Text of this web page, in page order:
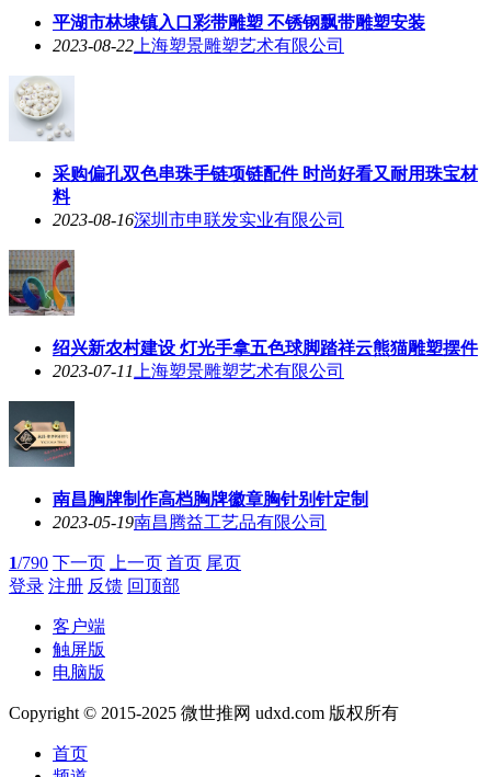
平湖市林埭镇入口彩带雕塑 不锈钢飘带雕塑安装
2023-08-22 上海塑景雕塑艺术有限公司
采购偏孔双色串珠手链项链配件 时尚好看又耐用珠宝材
料
2023-08-16深圳市申联发实业有限公司
绍兴新农村建设 灯光手拿五色球脚踏祥云熊猫雕塑摆件
2023-07-11 上海塑景雕塑艺术有限公司
南昌胸牌制作高档胸牌徽章胸针别针定制
2023-05-19南昌腾益工艺品有限公司
1/790 下一页 上一页 首页 尾页
登录 注册 反馈 回顶部
客户端
触屏版
电脑版
Copyright © 2015-2025 微世推网 udxd.com 版权所有
首页